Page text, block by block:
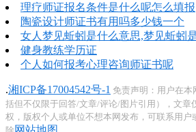
理疗师证报名条件是什么呢怎么填报
陶瓷设计师证书有用吗多少钱一个
女人梦见蚯蚓是什么意思,梦见蚯蚓
健身教练学历证
个人如何报考心理咨询师证书呢
.湘ICP备17004542号-1 免责声明：用户在
括但不仅限于回答/文章/评论/图片引用），文章
权，版权个人或单位不想本网发布，可联系用户
网站地图